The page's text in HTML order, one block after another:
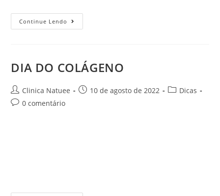
Continue Lendo
DIA DO COLÁGENO
Clinica Natuee 10 de agosto de 2022
Dicas
0 comentário